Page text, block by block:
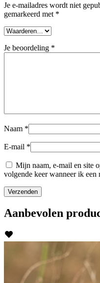
Je e-mailadres wordt niet
gemarkeerd met *
Je beoordeling *
Naam *
E-mail *
Mijn naam, e-mail en site
volgende keer wanneer ik een
Aanbevolen